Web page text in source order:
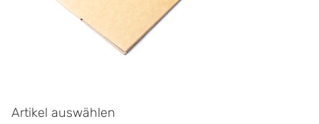
Artikel auswählen